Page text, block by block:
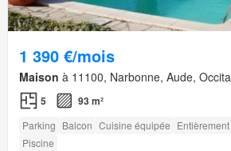
1 390 €/mois
Maison à 11100, Narbonne, Aude,
5 93 m²
Parking Balcon Cuisine équipée
Piscine